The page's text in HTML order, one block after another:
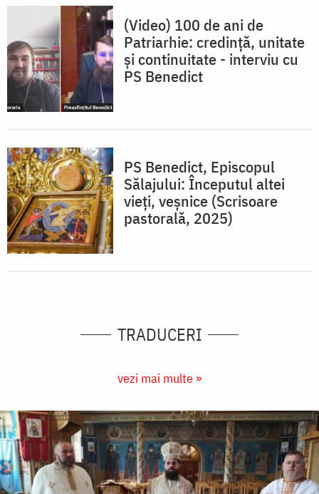
(Video) 100 de ani de
Patriarhie: credință, unitate
și continuitate - interviu cu
PS Benedict
PS Benedict, Episcopul
Sălajului: Începutul altei
vieți, veșnice (Scrisoare
pastorală, 2025)
TRADUCERI
vezi mai multe »